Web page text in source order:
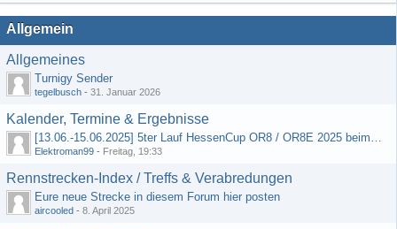
Allgemein
Allgemeines
Turnigy Sender
tegelbusch - 31. Januar 2026
Kalender, Termine & Ergebnisse
[13.06.-15.06.2025] 5ter Lauf HessenCup OR8 / OR8E 2025 beim MSC Ober-Mörlen e.V.
Elektroman99 - Freitag, 19:33
Rennstrecken-Index / Treffs & Verabredungen
Eure neue Strecke in diesem Forum hier posten
aircooled - 8. April 2025